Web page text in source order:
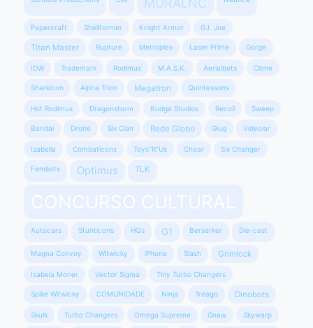
Papercraft Shellformer Knight Armor G.I. Joe
Titan Master Rupture Metroplex Laser Prime Gorge
IDW Trademark Rodimus M.A.S.K. Aerialbots Clone
Sharkicon Alpha Trion Megatron Quintessons
Hot Rodimus Dragonstorm Budge Studios Recoil Sweep
Bandai Drone Six Clan Rede Globo Glug Videolar
Izabella Combaticons Toys"R"Us Chear Six Changer
Fembots Optimus TLK
Autocars Stunticons HQs G1 Berserker Die-cast
Magna Convoy Witwicky iPhone Slash Grimlock
Isabela Moner Vector Sigma Tiny Turbo Changers
Spike Witwicky COMUNIDADE Ninja Treago Dinobots
Skulk Turbo Changers Omega Supreme Gnaw Skywarp